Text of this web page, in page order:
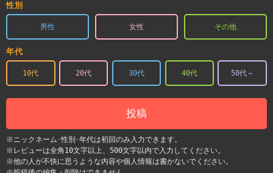
性別
男性 女性 その他
年代
10代 20代 30代 40代 50代～
投稿
※ニックネーム･性別･年代は初回のみ入力できます。
※レビューは全角10文字以上、500文字以内で入力してください。
※他の人が不快に思うような内容や個人情報は書かないでください。